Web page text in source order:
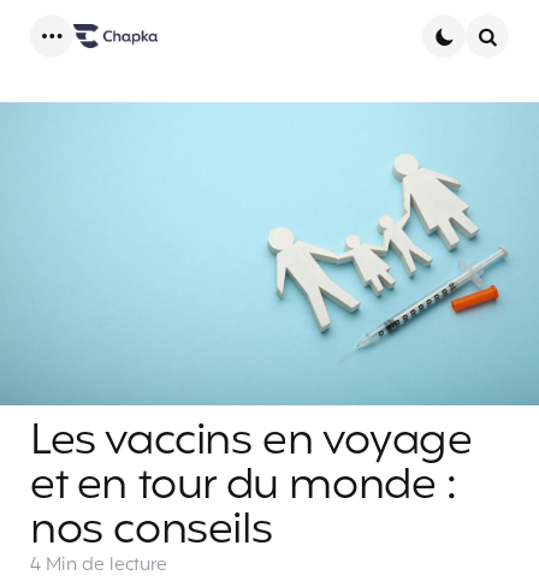
Les vaccins en voyage
et en tour du monde :
nos conseils
4 Min de lecture